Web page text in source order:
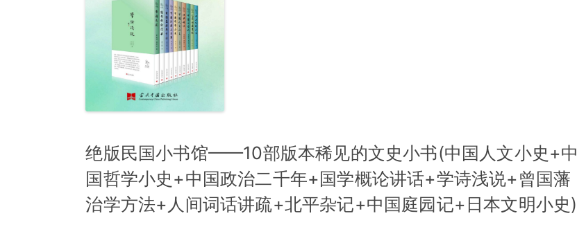
绝版民国小书馆——10部版本稀见的文史小书(中国人文小史+中
国哲学小史+中国政治二千年+国学概论讲话+学诗浅说+曾国藩
治学方法+人间词话讲疏+北平杂记+中国庭园记+日本文明小史)